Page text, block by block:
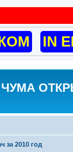
IN
за 2010 год